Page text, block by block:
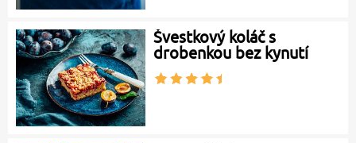
Švestkový koláč s
drobenkou bez kynutí